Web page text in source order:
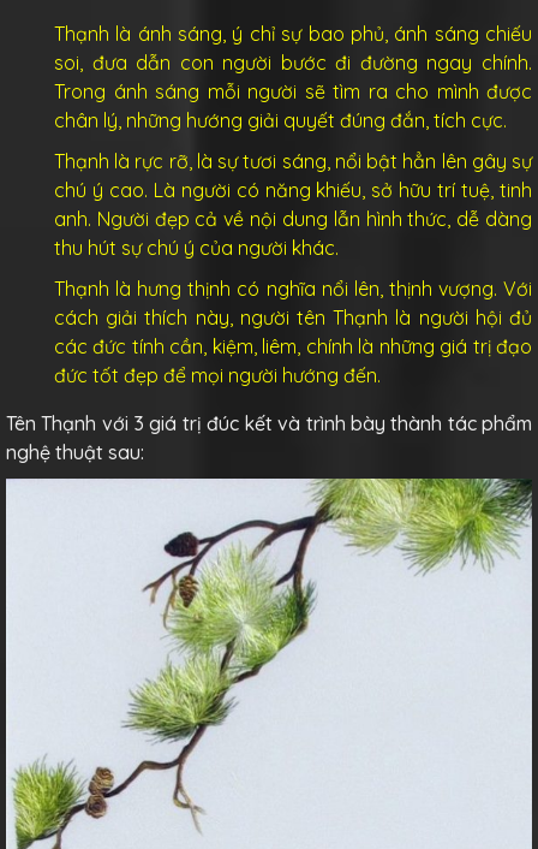
Thạnh là ánh sáng, ý chỉ sự bao phủ, ánh sáng chiếu
soi, đưa dẫn con người bước đi đường ngay chính.
Trong ánh sáng mỗi người sẽ tìm ra cho mình được
chân lý, những hướng giải quyết đúng đắn, tích cực.
Thạnh là rực rỡ, là sự tươi sáng, nổi bật hẳn lên gây sự
chú ý cao. Là người có năng khiếu, sở hữu trí tuệ, tinh
anh. Người đẹp cả về nội dung lẫn hình thức, dễ dàng
thu hút sự chú ý của người khác.
Thạnh là hưng thịnh có nghĩa nổi lên, thịnh vượng. Với
cách giải thích này, người tên Thạnh là người hội đủ
các đức tính cần, kiệm, liêm, chính là những giá trị đạo
đức tốt đẹp để mọi người hướng đến.
Tên Thạnh với 3 giá trị đúc kết và trình bày thành tác phẩm
nghệ thuật sau: